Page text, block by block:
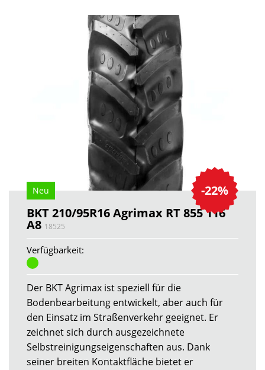
-22%
Neu
BKT 210/95R16 Agrimax RT 855 116
A8 18525
Verfügbarkeit:
Der BKT Agrimax ist speziell für die
Bodenbearbeitung entwickelt, aber auch für
den Einsatz im Straßenverkehr geeignet. Er
zeichnet sich durch ausgezeichnete
Selbstreinigungseigenschaften aus. Dank
seiner breiten Kontaktfläche bietet er